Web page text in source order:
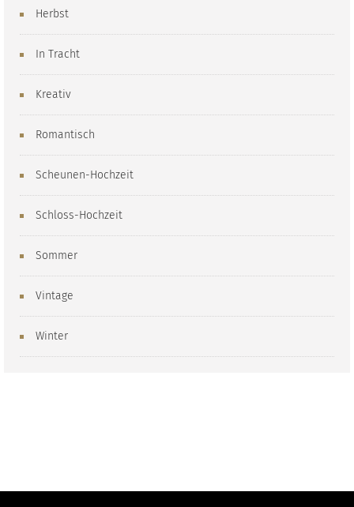
Herbst
In Tracht
Kreativ
Romantisch
Scheunen-Hochzeit
Schloss-Hochzeit
Sommer
Vintage
Winter